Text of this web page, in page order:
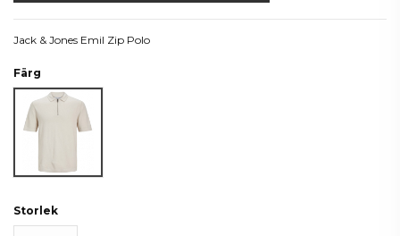
Jack & Jones Emil Zip Polo
Färg
Beige
Storlek